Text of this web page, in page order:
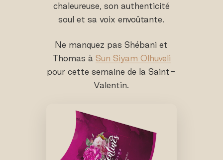
chaleureuse, son authenticité
soul et sa voix envoûtante.
Ne manquez pas Shébani et
Thomas à Sun Siyam Olhuveli
pour cette semaine de la Saint-
Valentin.